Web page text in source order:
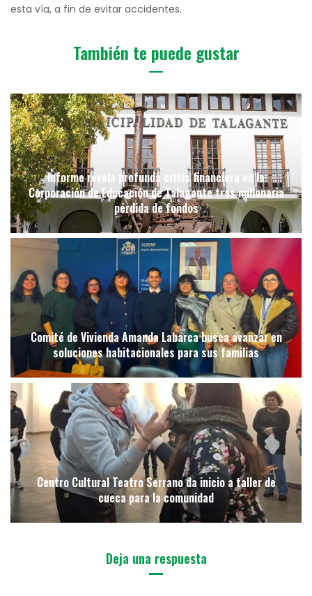
esta vía, a fin de evitar accidentes.
También te puede gustar
Informe revela profunda crisis financiera en la
Corporación de Educación de Talagante tras millonaria
pérdida de fondos
Comité de Vivienda Amanda Labarca busca avanzar en
soluciones habitacionales para sus familias
Centro Cultural Teatro Serrano da inicio a taller de
cueca para la comunidad
Deja una respuesta